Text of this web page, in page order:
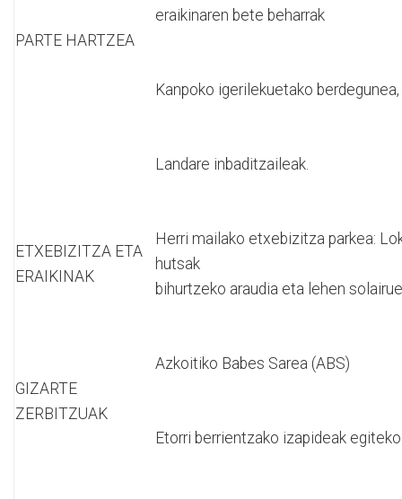
PARTE HARTZEA
eraikinaren bete beharrak
Kanpoko igerilekuetako
Landare inbaditzaileak.
ETXEBIZITZA ETA
ERAIKINAK
Herri mailako etxebizitza parkea:
hutsak
bihurtzeko araudia eta lehen
GIZARTE
ZERBITZUAK
Azkoitiko Babes Sarea (ABS)
Etorri berrientzako izapideak